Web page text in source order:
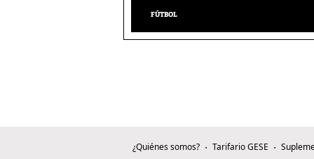
FÚTBOL
¿Quiénes somos? Tarifario GESE